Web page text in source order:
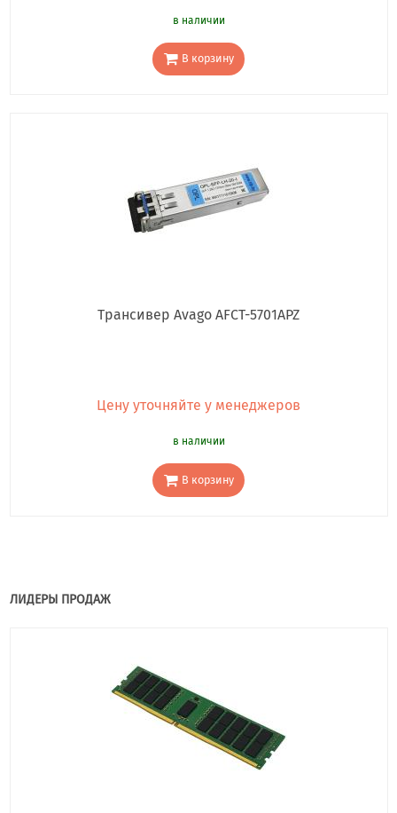
в наличии
В корзину
Трансивер Avago AFCT-5701APZ
Цену уточняйте у менеджеров
в наличии
В корзину
ЛИДЕРЫ ПРОДАЖ